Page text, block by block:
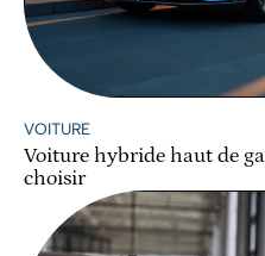
VOITURE
Voiture hybride haut de
choisir